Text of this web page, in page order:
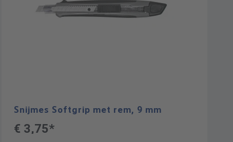
Snijmes Softgrip met rem, 9 mm
€ 3,75*